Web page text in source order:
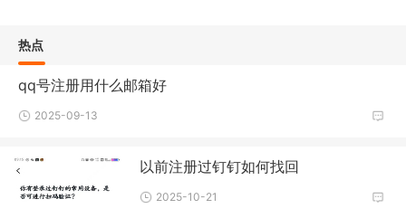
热点
qq号注册用什么邮箱好
2025-09-13
以前注册过钉钉如何找回
2025-10-21